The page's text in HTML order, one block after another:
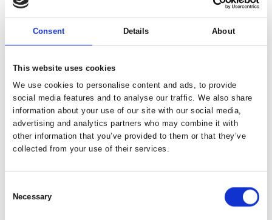
Consent Details About
This website uses cookies
We use cookies to personalise content and ads, to provide
social media features and to analyse our traffic. We also share
information about your use of our site with our social media,
advertising and analytics partners who may combine it with
other information that you’ve provided to them or that they’ve
collected from your use of their services.
Selection
Necessary
Galleri von Bartha
Claudia Wieser, Untitled